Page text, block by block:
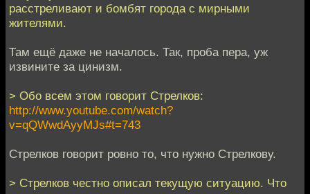
расстреливают и бомбят города с мирными
жителями.
Там ещё даже не началось. Так, проба пера, уж
извините за цинизм.
> Обо всем этом говорит Стрелков:
http://www.youtube.com/watch?
v=qQWwdAyyMJs#t=743
Стрелков говорит ровно то, что нужно Стрелкову.
> Стрелков честно описал текущую ситуацию. Что